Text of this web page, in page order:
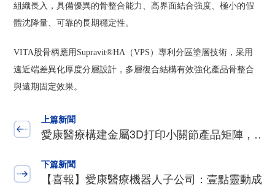
組織長入，具備優異的骨整合能力、高界面結合強度、極小的假
體沈降量、可靠的長期穩定性。
VITA股骨柄應用Supravit®HA（VPS）專利分區塗層技術，采用
遠近端差異化厚度分層設計，多層復合結構有效強化產品骨整合
與遠期固定效果。
上篇新聞
愛康醫療構建金屬3D打印小關節產品矩陣，…
下篇新聞
【喜報】愛康醫療機器人子公司：壹點靈動成…